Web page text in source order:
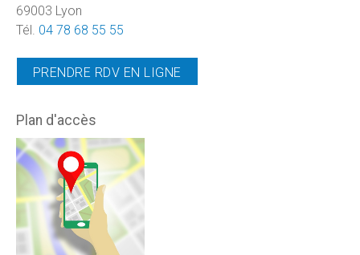
69003 Lyon
Tél. 04 78 68 55 55
PRENDRE RDV EN LIGNE
Plan d'accès